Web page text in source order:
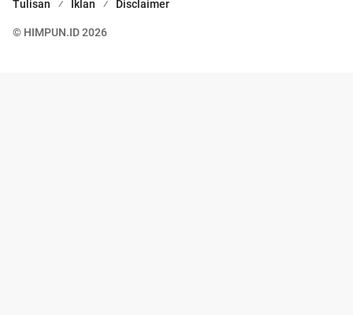
Tulisan
Iklan Disclaimer
© HIMPUN.ID 2026